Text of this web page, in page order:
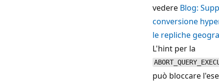
vedere Blog:
conversione
le repliche
L'hint per la
può bloccare